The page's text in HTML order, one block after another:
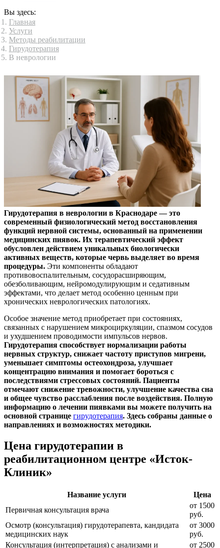
Вы здесь:
Главная
Услуги
Методы реабилитации
Гирудотерапия
В неврологии
Гирудотерапия в неврологии в Краснодаре — это
современный физиологический метод восстановления
функций нервной системы, основанный на применении
медицинских пиявок. Их терапевтический эффект
обусловлен действием уникальных биологически
активных веществ, которые червь выделяет во время
процедуры. Эти компоненты обладают
противовоспалительным, сосудорасширяющим,
обезболивающим, нейромодулирующим и седативным
эффектами, что делает метод особенно ценным при
хронических неврологических патологиях.
Особое значение метод приобретает при состояниях,
связанных с нарушением микроциркуляции, спазмом сосудов
и ухудшением проводимости импульсов нервов.
Гирудотерапия способствует нормализации работы
нервных структур, снижает частоту приступов мигрени,
уменьшает симптомы остеохондроза, улучшает
концентрацию внимания и помогает бороться с
последствиями стрессовых состояний. Пациенты
отмечают снижение тревожности, улучшение качества сна
и общее чувство расслабления после воздействия. Полную
информацию о лечении пиявками вы можете получить на
основной странице гирудотерапия. Здесь собраны данные о
направлениях и возможностях методики.
Цена гирудотерапии в
реабилитационном центре «Исток-
Клиник»
Название услуги
Цена
Первичная консультация врача
от 1500
руб.
Осмотр (консультация) гирудотерапевта, кандидата
медицинских наук
от 3000
руб.
Консультация (интерпретация) с анализами и
от 2500